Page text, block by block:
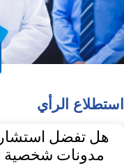
استطلاع الرأي
هل تفضل
مدونات شخصية